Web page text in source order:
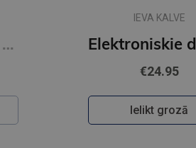
Pašnodarbināto grāmatvedība un nodokļi. Atkārtots un atjaunots 11. izdevums
IEVA KALVE
€24.95
Ielikt grozā